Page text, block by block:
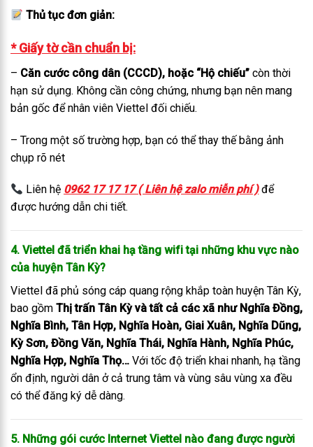
Thủ tục đơn giản:
* Giấy tờ cần chuẩn bị:
– Căn cước công dân (CCCD), hoặc “Hộ chiếu” còn thời
hạn sử dụng. Không cần công chứng, nhưng bạn nên mang
bản gốc để nhân viên Viettel đối chiếu.
– Trong một số trường hợp, bạn có thể thay thế bằng ảnh
chụp rõ nét
Liên hệ 0962 17 17 17 ( Liên hệ zalo miễn phí )để
được hướng dẫn chi tiết.
4. Viettel đã triển khai hạ tầng wifi tại những khu vực nào
của huyện Tân Kỳ?
Viettel đã phủ sóng cáp quang rộng khắp toàn huyện Tân Kỳ,
bao gồm Thị trấn Tân Kỳ và tất cả các xã như Nghĩa Đồng,
Nghĩa Bình, Tân Hợp, Nghĩa Hoàn, Giai Xuân, Nghĩa Dũng,
Kỳ Sơn, Đồng Văn, Nghĩa Thái, Nghĩa Hành, Nghĩa Phúc,
Nghĩa Hợp, Nghĩa Thọ… Với tốc độ triển khai nhanh, hạ tầng
ổn định, người dân ở cả trung tâm và vùng sâu vùng xa đều
có thể đăng ký dễ dàng.
5. Những gói cước Internet Viettel nào đang được người